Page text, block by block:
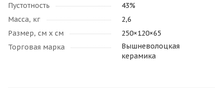
Пустотность
43%
Масса, кг
2,6
Размер, см х см
250×120×65
Торговая марка
Вышневолоцкая
керамика